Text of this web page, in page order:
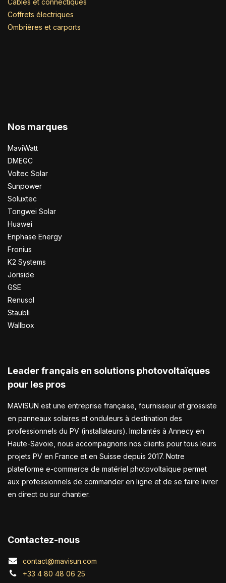
Câbles et connectiques
Coffrets électriques
Ombrières et carports
Nos marques
MaviWatt
DMEGC
Voltec Solar
Sunpower
Soluxtec
Tongwei Solar
Huawei
Enphase Energy
Fronius
K2 Systems
Joriside
GSE
Renusol
Staubli
Wallbox
Leader français en solutions photovoltaïques
pour les pros
MAVISUN est une entreprise française, fournisseur et grossiste
en panneaux solaires et onduleurs à destination des
professionnels du PV (installateurs). Implantés à Annecy en
Haute-Savoie, nous accompagnons nos clients pour tous leurs
projets PV en France et en Suisse depuis 2017. Notre
plateforme e-commerce de matériel photovoltaïque permet
aux professionnels de commander en ligne et de se faire livrer
en direct ou sur chantier.
Contactez-nous
contact@mavisun.com
+33 4 80 48 06 25